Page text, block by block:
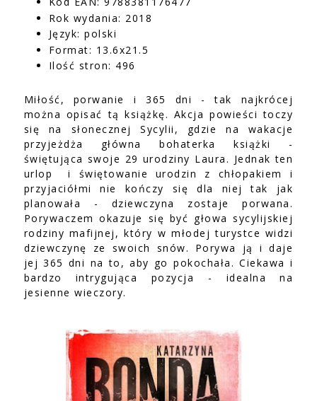
Rok wydania: 2018
Język: polski
Format: 13.6x21.5
Ilość stron: 496
Miłość, porwanie i 365 dni - tak najkrócej
można opisać tą książkę. Akcja powieści toczy
się na słonecznej Sycylii, gdzie na wakacje
przyjeżdża główna bohaterka książki -
świętująca swoje 29 urodziny Laura. Jednak ten
urlop i świętowanie urodzin z chłopakiem i
przyjaciółmi nie kończy się dla niej tak jak
planowała - dziewczyna zostaje porwana.
Porywaczem okazuje się być głowa sycylijskiej
rodziny mafijnej, który w młodej turystce widzi
dziewczynę ze swoich snów. Porywa ją i daje
jej 365 dni na to, aby go pokochała. Ciekawa i
bardzo intrygująca pozycja - idealna na
jesienne wieczory.